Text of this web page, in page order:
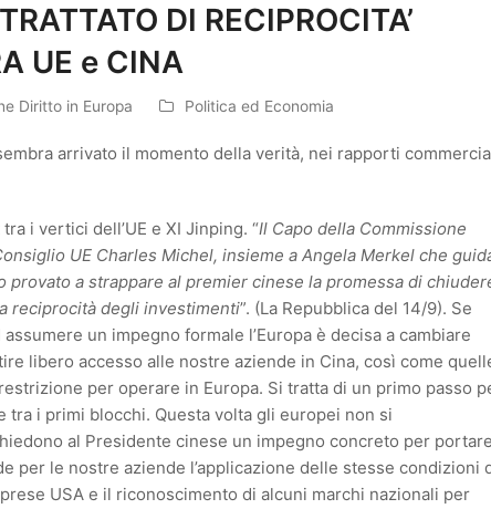
DI RECIPROCITA’
UE e CINA
Diritto in Europa Politica ed Economia
arrivato il momento della verità, nei rapporti
i vertici dell’UE e XI Jinping. “Il Capo della Commissione
UE Charles Michel, insieme a Angela Merkel che
a strappare al premier cinese la promessa di
reciprocità degli investimenti”. (La Repubblica del 14/9). Se
un impegno formale l’Europa è decisa a cambiare
libero accesso alle nostre aziende in Cina, così come
per operare in Europa. Si tratta di un primo passo
tra i primi blocchi. Questa volta gli europei non si
al Presidente cinese un impegno concreto per portare
per le nostre aziende l’applicazione delle stesse condizioni
USA e il riconoscimento di alcuni marchi nazionali per